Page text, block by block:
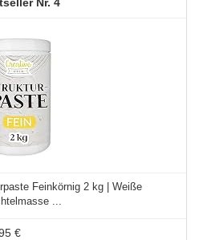
Feinkörnig 2 kg | Weiße
...
€